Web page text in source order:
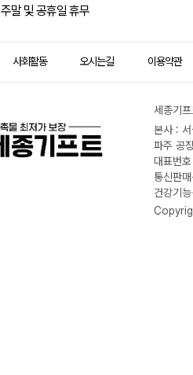
주말 및 공휴일 휴무
사회활동 오시는길 이용약관
세종기
본사 :
파주 공
대표번
통신판
건강기